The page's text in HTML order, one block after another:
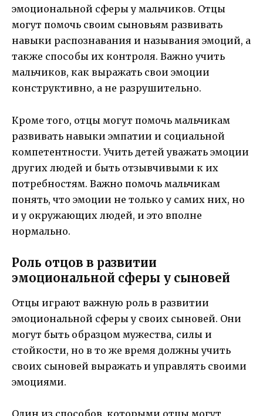
эмоциональной сферы у мальчиков. Отцы
могут помочь своим сыновьям развивать
навыки распознавания и называния эмоций, а
также способы их контроля. Важно учить
мальчиков, как выражать свои эмоции
конструктивно, а не разрушительно.
Кроме того, отцы могут помочь мальчикам
развивать навыки эмпатии и социальной
компетентности. Учить детей уважать эмоции
других людей и быть отзывчивыми к их
потребностям. Важно помочь мальчикам
понять, что эмоции не только у самих них, но
и у окружающих людей, и это вполне
нормально.
Роль отцов в развитии
эмоциональной сферы у сыновей
Отцы играют важную роль в развитии
эмоциональной сферы у своих сыновей. Они
могут быть образцом мужества, силы и
стойкости, но в то же время должны учить
своих сыновей выражать и управлять своими
эмоциями.